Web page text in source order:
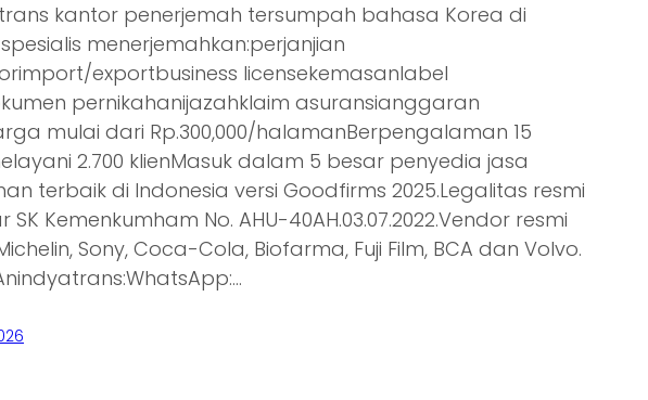
kantor penerjemah tersumpah bahasa Korea di
menerjemahkan:perjanjian
exportbusiness licensekemasanlabel
pernikahanijazahklaim asuransianggaran
mulai dari Rp.300,000/halamanBerpengalaman 15
2.700 klienMasuk dalam 5 besar penyedia jasa
terbaik di Indonesia versi Goodfirms 2025.Legalitas resmi
Kemenkumham No. AHU-40AH.03.07.2022.Vendor resmi
Sony, Coca-Cola, Biofarma, Fuji Film, BCA dan Volvo.